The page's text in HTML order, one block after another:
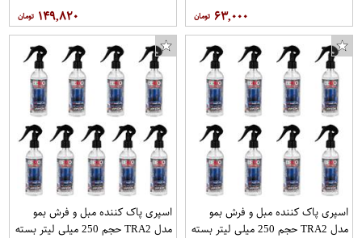
۶۳,۰۰۰ ۱۴۹,۸۲۰
اسپری پاک کننده مبل و فرش بمو
مدل TRA2 حجم 250 میلی لیتر بسته
اسپری پاک کننده مبل و فرش بمو
مدل TRA2 حجم 250 میلی لیتر بسته